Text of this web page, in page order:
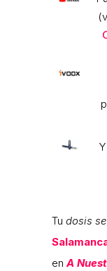
Tu dosis
enA